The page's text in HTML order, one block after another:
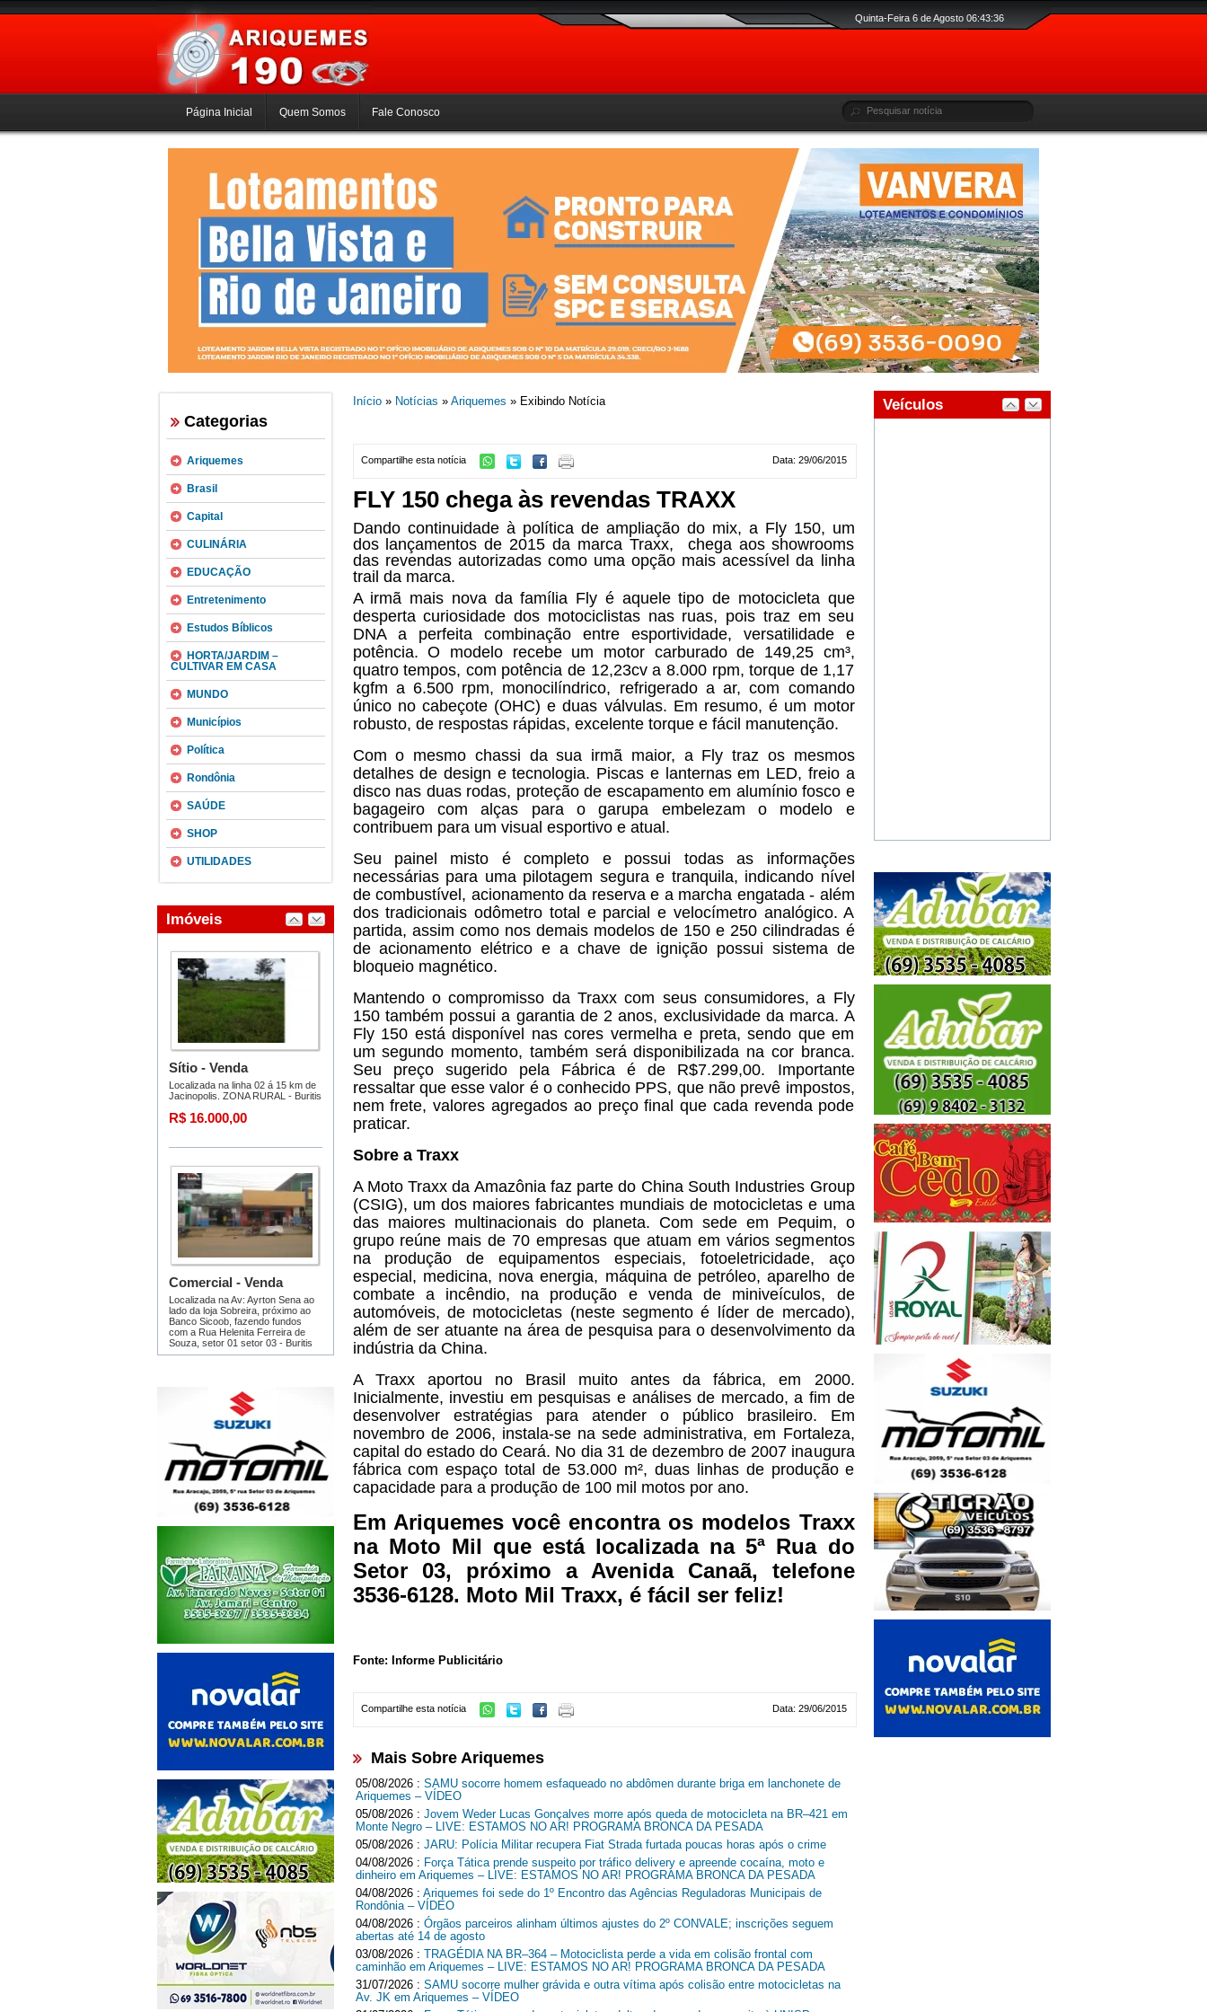
Quinta-Feira 6 de Agosto 06:43:37
Página Inicial Quem Somos Fale Conosco
Categorias
Ariquemes
Brasil
Capital
CULINÁRIA
EDUCAÇÃO
Entretenimento
Estudos Bíblicos
HORTA/JARDIM –
CULTIVAR EM CASA
MUNDO
Municípios
Política
Rondônia
SAÚDE
SHOP
UTILIDADES
Início» Notícias » Ariquemes » Exibindo Notícia
Data: 29/06/2015
Compartilhe esta notícia
FLY 150 chega às revendas TRAXX
Dando continuidade à política de ampliação do mix, a Fly 150, um
dos lançamentos de 2015 da marca Traxx, chega aos showrooms
das revendas autorizadas como uma opção mais acessível da linha
trail da marca.
A irmã mais nova da família Fly é aquele tipo de motocicleta que
desperta curiosidade dos motociclistas nas ruas, pois traz em seu
DNA a perfeita combinação entre esportividade, versatilidade e
potência. O modelo recebe um motor carburado de 149,25 cm³,
quatro tempos, com potência de 12,23cv a 8.000 rpm, torque de 1,17
kgfm a 6.500 rpm, monocilíndrico, refrigerado a ar, com comando
único no cabeçote (OHC) e duas válvulas. Em resumo, é um motor
robusto, de respostas rápidas, excelente torque e fácil manutenção.
Com o mesmo chassi da sua irmã maior, a Fly traz os mesmos
detalhes de design e tecnologia. Piscas e lanternas em LED, freio a
disco nas duas rodas, proteção de escapamento em alumínio fosco e
bagageiro com alças para o garupa embelezam o modelo e
contribuem para um visual esportivo e atual.
Seu painel misto é completo e possui todas as informações
necessárias para uma pilotagem segura e tranquila, indicando nível
de combustível, acionamento da reserva e a marcha engatada - além
dos tradicionais odômetro total e parcial e velocímetro analógico. A
partida, assim como nos demais modelos de 150 e 250 cilindradas é
de acionamento elétrico e a chave de ignição possui sistema de
bloqueio magnético.
Mantendo o compromisso da Traxx com seus consumidores, a Fly
150 também possui a garantia de 2 anos, exclusividade da marca. A
Fly 150 está disponível nas cores vermelha e preta, sendo que em
um segundo momento, também será disponibilizada na cor branca.
Seu preço sugerido pela Fábrica é de R$7.299,00. Importante
ressaltar que esse valor é o conhecido PPS, que não prevê impostos,
nem frete, valores agregados ao preço final que cada revenda pode
praticar.
Sobre a Traxx
A Moto Traxx da Amazônia faz parte do China South Industries Group
(CSIG), um dos maiores fabricantes mundiais de motocicletas e uma
das maiores multinacionais do planeta. Com sede em Pequim, o
grupo reúne mais de 70 empresas que atuam em vários segmentos
na produção de equipamentos especiais, fotoeletricidade, aço
especial, medicina, nova energia, máquina de petróleo, aparelho de
combate a incêndio, na produção e venda de miniveículos, de
automóveis, de motocicletas (neste segmento é líder de mercado),
além de ser atuante na área de pesquisa para o desenvolvimento da
indústria da China.
A Traxx aportou no Brasil muito antes da fábrica, em 2000.
Inicialmente, investiu em pesquisas e análises de mercado, a fim de
desenvolver estratégias para atender o público brasileiro. Em
novembro de 2006, instala-se na sede administrativa, em Fortaleza,
capital do estado do Ceará. No dia 31 de dezembro de 2007 inaugura
fábrica com espaço total de 53.000 m², duas linhas de produção e
capacidade para a produção de 100 mil motos por ano.
Em Ariquemes você encontra os modelos Traxx
na Moto Mil que está localizada na 5ª Rua do
Setor 03, próximo a Avenida Canaã, telefone
3536-6128. Moto Mil Traxx, é fácil ser feliz!
Fonte: Informe Publicitário
Data: 29/06/2015
Compartilhe esta notícia
Mais Sobre Ariquemes
05/08/2026 : SAMU socorre homem esfaqueado no abdômen durante briga em lanchonete de
Ariquemes – VÍDEO
05/08/2026 : Jovem Weder Lucas Gonçalves morre após queda de motocicleta na BR–421 em
Monte Negro – LIVE: ESTAMOS NO AR! PROGRAMA BRONCA DA PESADA
05/08/2026 : JARU: Polícia Militar recupera Fiat Strada furtada poucas horas após o crime
04/08/2026 : Força Tática prende suspeito por tráfico delivery e apreende cocaína, moto e
dinheiro em Ariquemes – LIVE: ESTAMOS NO AR! PROGRAMA BRONCA DA PESADA
04/08/2026 : Ariquemes foi sede do 1º Encontro das Agências Reguladoras Municipais de
Rondônia – VÍDEO
04/08/2026 : Órgãos parceiros alinham últimos ajustes do 2º CONVALE; inscrições seguem
abertas até 14 de agosto
03/08/2026 : TRAGÉDIA NA BR–364 – Motociclista perde a vida em colisão frontal com
caminhão em Ariquemes – LIVE: ESTAMOS NO AR! PROGRAMA BRONCA DA PESADA
31/07/2026 : SAMU socorre mulher grávida e outra vítima após colisão entre motocicletas na
Av. JK em Ariquemes – VÍDEO